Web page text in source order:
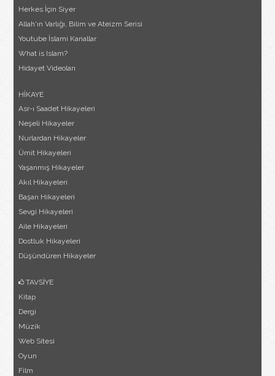
Herkes İçin Siyer
Allah'ın Varlığı, Bilim ve Ateizm Serisi
Youtube İslami Kanallar
What is Islam?
Hidayet Videoları
HİKAYE
Asr-ı Saadet Hikayeleri
Neşeli Hikayeler
Nurlardan Hikayeler
Ümit Hikayeleri
Yaşanmış Hikayeler
Akıl Hikayeleri
Başarı Hikayeleri
Sevgi Hikayeleri
Aile Hikayeleri
Dostluk Hikayeleri
Düşündüren Hikayeler
TAVSİYE
Kitap
Dergi
Müzik
Web Sitesi
Oyun
Film